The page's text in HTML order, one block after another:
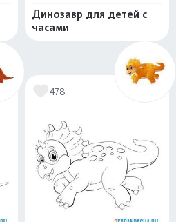
Динозавр для детей с
часами
478